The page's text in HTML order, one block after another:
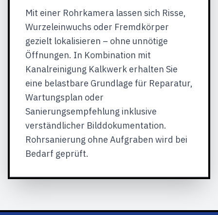
Mit einer Rohrkamera lassen sich Risse,
Wurzeleinwuchs oder Fremdkörper
gezielt lokalisieren – ohne unnötige
Öffnungen. In Kombination mit
Kanalreinigung Kalkwerk erhalten Sie
eine belastbare Grundlage für Reparatur,
Wartungsplan oder
Sanierungsempfehlung inklusive
verständlicher Bilddokumentation.
Rohrsanierung ohne Aufgraben wird bei
Bedarf geprüft.